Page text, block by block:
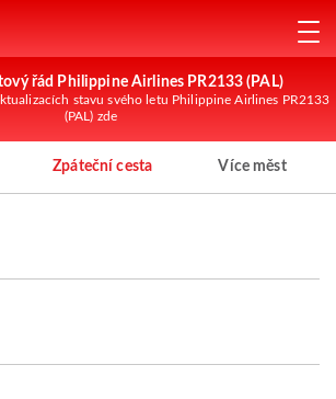
řád Philippine Airlines PR2133 (PAL)
stavu svého letu Philippine Airlines PR2133
(PAL) zde
Zpáteční cesta Více měst